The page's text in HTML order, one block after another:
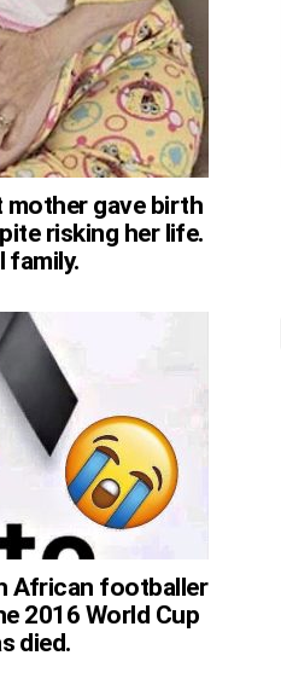
mother gave birth
risking her life.
family.
African footballer
2016 World Cup
died.